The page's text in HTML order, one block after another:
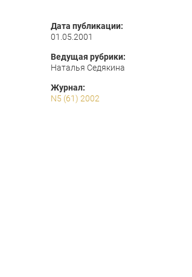
Дата публикации:
01.05.2001
Ведущая рубрики:
Наталья Седякина
Журнал:
N5 (61) 2002